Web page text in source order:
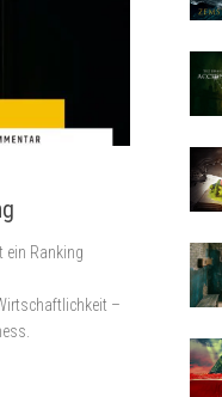
ein Ranking
–